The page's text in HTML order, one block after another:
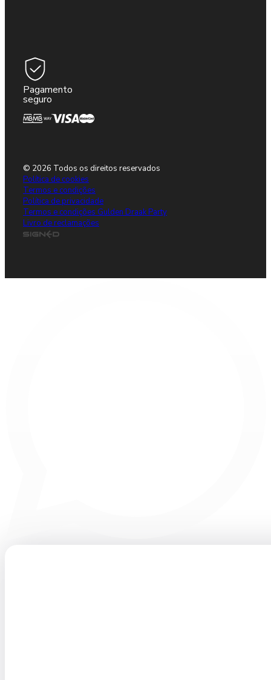
Pagamento
seguro
© 2026 Todos os direitos reservados
Política de cookies
Termos e condições
Política de privacidade
Termos e condições Gulden Draak Party
Livro de reclamações